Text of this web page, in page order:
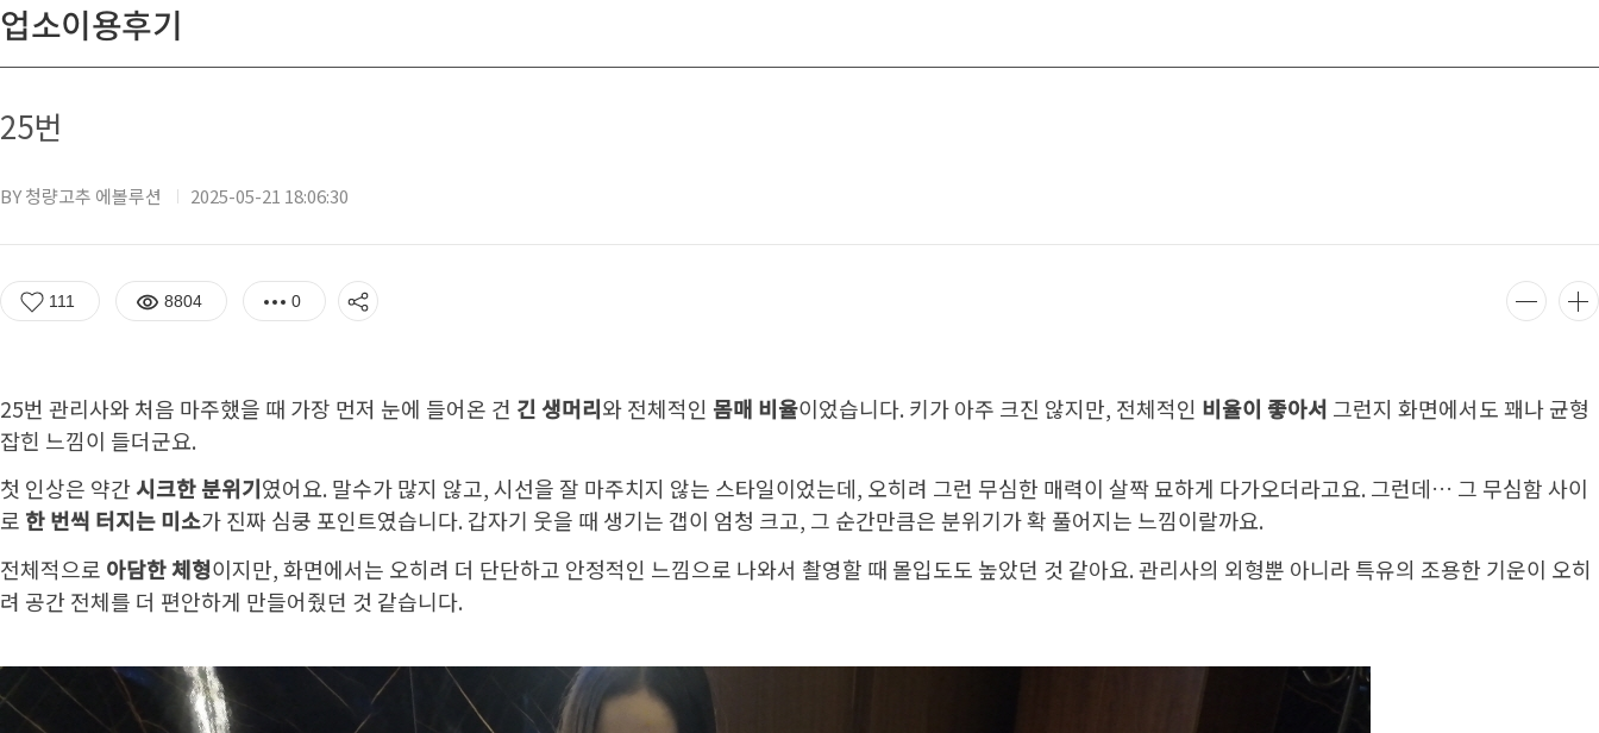
업소이용후기
25번
BY 청량고추 에볼루션 2025-05-21 18:06:30
111 8804 0
25번 관리사와 처음 마주했을 때 가장 먼저 눈에 들어온 건 긴 생머리와 전체적인 몸매 비율이었습니다. 키가 아주 크진 않지만, 전체적인 비율이 좋아서 그런지 화면에서도 꽤나 균형
잡힌 느낌이 들더군요.
첫 인상은 약간시크한 분위기였어요. 말수가 많지 않고, 시선을 잘 마주치지 않는 스타일이었는데, 오히려 그런 무심한 매력이 살짝 묘하게 다가오더라고요. 그런데… 그 무심함 사이
로 한 번씩 터지는 미소가 진짜 심쿵 포인트였습니다. 갑자기 웃을 때 생기는 갭이 엄청 크고, 그 순간만큼은 분위기가 확 풀어지는 느낌이랄까요.
전체적으로 아담한 체형이지만, 화면에서는 오히려 더 단단하고 안정적인 느낌으로 나와서 촬영할 때 몰입도도 높았던 것 같아요. 관리사의 외형뿐 아니라 특유의 조용한 기운이 오히
려 공간 전체를 더 편안하게 만들어줬던 것 같습니다.